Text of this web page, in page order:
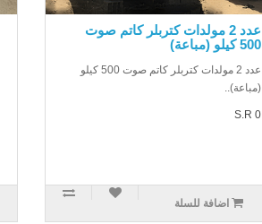
عدد 2 مولدات كتربلر كاتم صوت
500 كيلو (مباعة)
عدد 2 مولدات كتربلر كاتم صوت 500 كيلو
(مباعة)..
S.R 0
اضافة للسلة